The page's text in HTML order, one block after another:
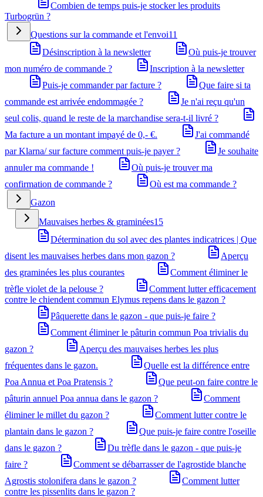
Combien de temps puis-je stocker les produits
Turbogrün ?
Questions sur la commande et l'envoi11
Désinscription à la newsletter
Où puis-je trouver
mon numéro de commande ?
Inscription à la newsletter
Puis-je commander par facture ?
Que faire si ta
commande est arrivée endommagée ?
Je n'ai reçu qu'un
seul colis, quand le reste de la marchandise sera-t-il livré ?
Ma facture a un montant impayé de 0,- €.
J'ai commandé
par Klarna/ sur facture comment puis-je payer ?
Je souhaite
annuler ma commande !
Où puis-je trouver ma
confirmation de commande ?
Où est ma commande ?
Gazon
Mauvaises herbes & graminées15
Détermination du sol avec des plantes indicatrices | Que
disent les mauvaises herbes dans mon gazon ?
Aperçu
des graminées les plus courantes
Comment éliminer le
trèfle violet de la pelouse ?
Comment lutter efficacement
contre le chiendent commun Elymus repens dans le gazon ?
Pâquerette dans le gazon - que puis-je faire ?
Comment éliminer le pâturin commun Poa trivialis du
gazon ?
Aperçu des mauvaises herbes les plus
fréquentes dans le gazon.
Quelle est la différence entre
Poa Annua et Poa Pratensis ?
Que peut-on faire contre le
pâturin annuel Poa annua dans le gazon ?
Comment
éliminer le millet du gazon ?
Comment lutter contre le
plantain dans le gazon ?
Que puis-je faire contre l'oseille
dans le gazon ?
Du trèfle dans le gazon - que puis-je
faire ?
Comment se débarrasser de l'agrostide blanche
Agrostis stolonifera dans le gazon ?
Comment lutter
contre les pissenlits dans le gazon ?